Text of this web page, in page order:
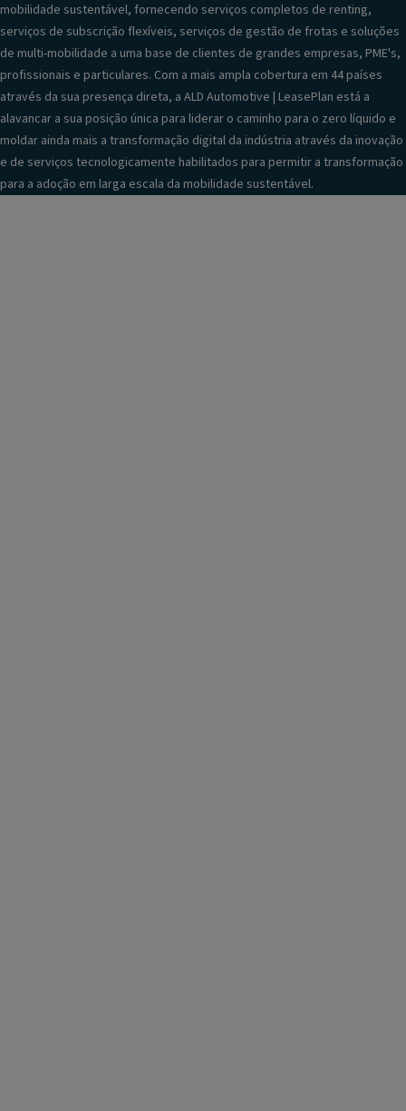
mobilidade sustentável, fornecendo serviços completos de renting,
serviços de subscrição flexíveis, serviços de gestão de frotas e soluções
de multi-mobilidade a uma base de clientes de grandes empresas, PME's,
profissionais e particulares. Com a mais ampla cobertura em 44 países
através da sua presença direta, a ALD Automotive | LeasePlan está a
alavancar a sua posição única para liderar o caminho para o zero líquido e
moldar ainda mais a transformação digital da indústria através da inovação
e de serviços tecnologicamente habilitados para permitir a transformação
para a adoção em larga escala da mobilidade sustentável.